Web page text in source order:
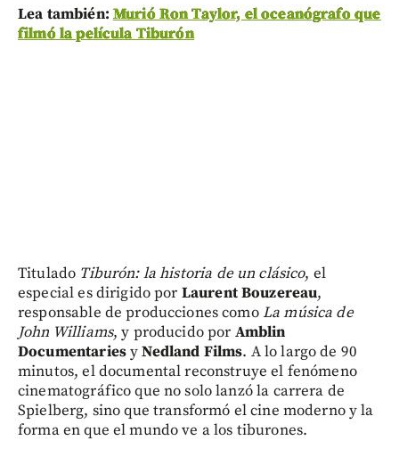
Lea también: Murió Ron Taylor, el oceanógrafo que
filmó la película Tiburón
Titulado Tiburón: la historia de un clásico, el
especial es dirigido por Laurent Bouzereau,
responsable de producciones comoLa música de
John Williams, y producido por Amblin
DocumentariesyNedland Films. A lo largo de 90
minutos, el documental reconstruye el fenómeno
cinematográfico que no solo lanzó la carrera de
Spielberg, sino que transformó el cine moderno y la
forma en que el mundo ve a los tiburones.